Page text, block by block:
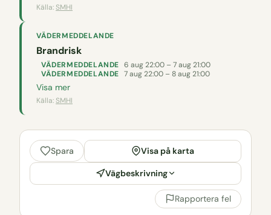
Källa: SMHI
VÄDERMEDDELANDE
Brandrisk
VÄDERMEDDELANDE 6 aug 22:00 – 7 aug 21:00
VÄDERMEDDELANDE 7 aug 22:00 – 8 aug 21:00
Visa mer
Källa: SMHI
Spara Visa på karta
Vägbeskrivning
Rapportera fel